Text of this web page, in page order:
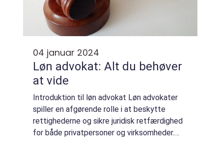
04 januar 2024
Løn advokat: Alt du behøver
at vide
Introduktion til løn advokat Løn advokater
spiller en afgørende rolle i at beskytte
rettighederne og sikre juridisk retfærdighed
for både privatpersoner og virksomheder.